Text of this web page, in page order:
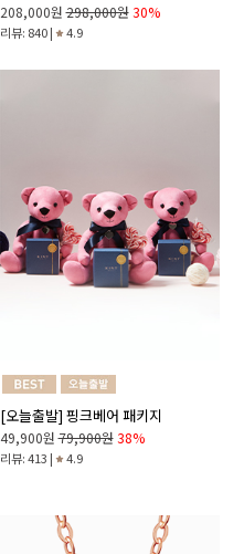
208,000원 298,000원 30%
리뷰: 840 | 4.9
[오늘출발] 핑크베어 패키지
49,900원 79,900원 38%
리뷰: 413 | 4.9